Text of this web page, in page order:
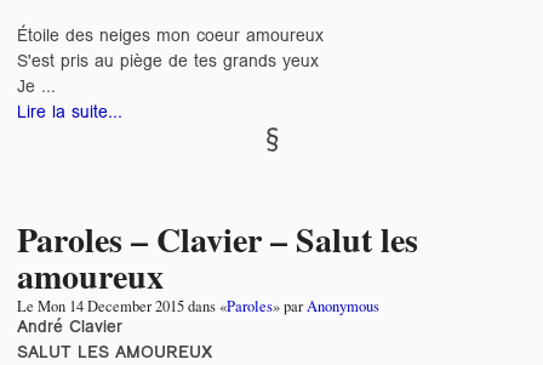
Étoile des neiges mon coeur amoureux
S'est pris au piège de tes grands yeux
Je ...
Lire la suite...
Paroles – Clavier – Salut les
amoureux
Le Mon 14 December 2015dans «Paroles» parAnonymous
André Clavier
SALUT LES AMOUREUX